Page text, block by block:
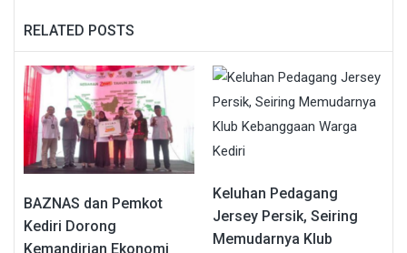
RELATED POSTS
BAZNAS dan Pemkot
Kediri Dorong
Kemandirian Ekonomi
Keluhan Pedagang
Jersey Persik, Seiring
Memudarnya Klub